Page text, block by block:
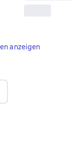
anzeigen